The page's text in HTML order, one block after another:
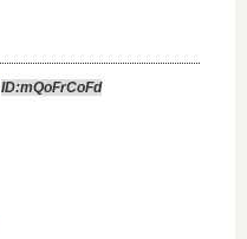
ID:mQoFrCoFd